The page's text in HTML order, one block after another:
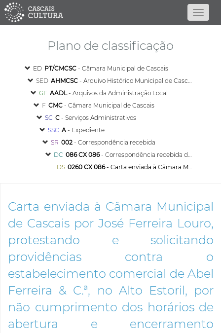
Plano de classificação
ED PT/CMCSC - Câmara Municipal de Cascais
SED AHMCSC - Arquivo Histórico Municipal de Cascais
GF AADL- Arquivos da Administração Local
F CMC - Câmara Municipal de Cascais
SC C - Serviços Administrativos
SSC A - Expediente
SR 002 - Correspondência recebida
DC 086 CX 086- Correspondência recebida de proveniência diversa - 1916
DS 0260 CX 086- Carta enviada à Câmara Municipal de Cascais por José Ferreira Louro, protestando e solicitando providências contra o estabelecimento comercial de Abel Ferreira & C.ª, no Alto Estoril, por não cumprimento dos horários de abertura e encerramento determinados por lei e não dar descanso aos seus empregados
Carta enviada à Câmara Municipal
de Cascais por José Ferreira Louro,
protestando e solicitando
providências contra o
estabelecimento comercial de Abel
Ferreira & C.ª, no Alto Estoril, por
não cumprimento dos horários de
abertura e encerramento